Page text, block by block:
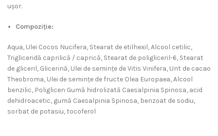
ușor.
Compoziţie:
Aqua, Ulei Cocos Nucifera, Stearat de etilhexil, Alcool cetilic,
Trigliceridă caprilică / caprică, Stearat de poligliceril-6, Stearat
de gliceril, Glicerină, Ulei de semințe de Vitis Vinifera, Unt de cacao
Theobroma, Ulei de semințe de fructe Olea Europaea, Alcool
benzilic, Poliglicen Gumă hidrolizată Caesalpinia Spinosa, acid
dehidroacetic, gumă Caesalpinia Spinosa, benzoat de sodiu,
sorbat de potasiu, tocoferol